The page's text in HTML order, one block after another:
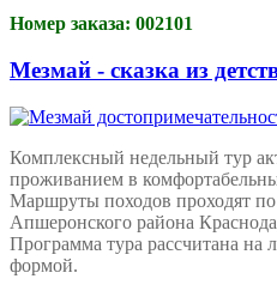
Номер заказа: 002101
Мезмай - сказка из
Комплексный недельный тур
проживанием в
Маршруты походов проходят
Апшеронского района
Программа тура рассчитана на
формой.